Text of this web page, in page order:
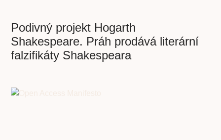
Podivný projekt Hogarth
Shakespeare. Práh prodává literární
falzifikáty Shakespeara